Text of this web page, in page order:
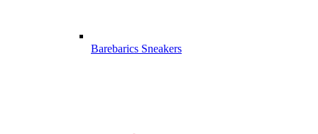
Barebarics Sneakers